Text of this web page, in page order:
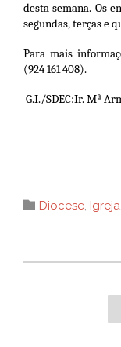
desta semana. Os
segundas, terças e
Para mais
(924 161 408).
G.I./SDEC:Ir. Mª
 Category
Diocese, Igreja